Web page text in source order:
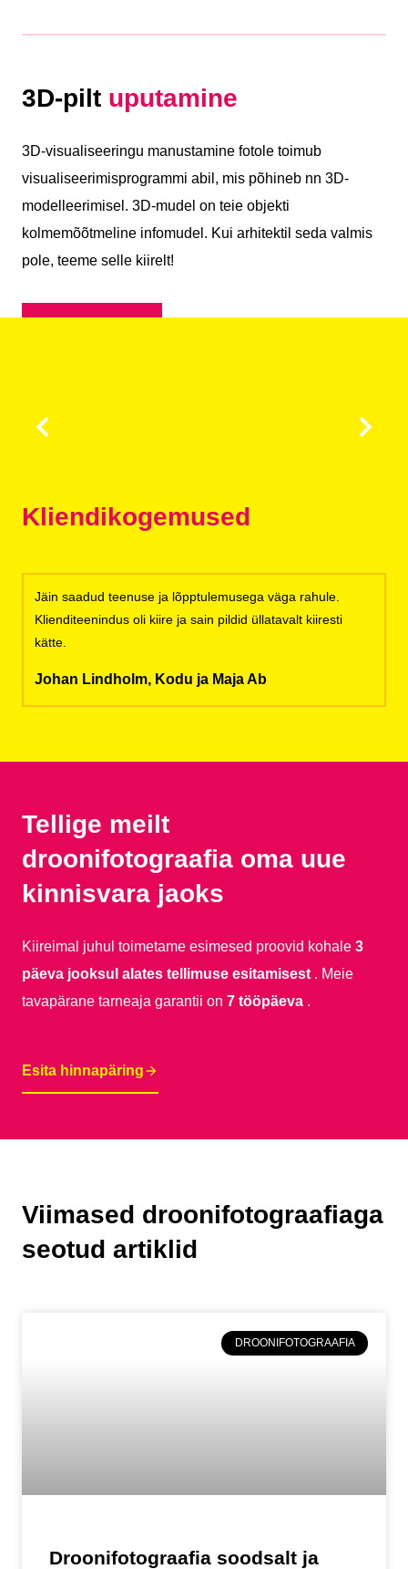
3D-pilt uputamine
3D-visualiseeringu manustamine fotole toimub
visualiseerimisprogrammi abil, mis põhineb nn 3D-
modelleerimisel. 3D-mudel on teie objekti
kolmemõõtmeline infomudel. Kui arhitektil seda valmis
pole, teeme selle kiirelt!
Kliendikogemused
Jäin saadud teenuse ja lõpptulemusega väga rahule.
Klienditeenindus oli kiire ja sain pildid üllatavalt kiiresti
kätte.
Johan Lindholm, Kodu ja Maja Ab
Tellige meilt
droonifotograafia oma uue
kinnisvara jaoks
Kiireimal juhul toimetame esimesed proovid kohale 3
päeva jooksul alates tellimuse esitamisest . Meie
tavapärane tarneaja garantii on 7 tööpäeva .
Esita hinnapäring
Viimased droonifotograafiaga
seotud artiklid
DROONIFOTOGRAAFIA
Droonifotograafia soodsalt ja